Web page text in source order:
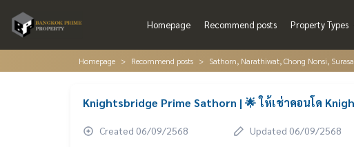
Homepage Recommend posts Property Types
Homepage Recommend posts Sathorn, Narathiwat, Chong Nonsi,
Knightsbridge Prime Sathorn | 🌟 ให้เช่าคอนโด
Created 06/09/2568 Updated 06/09/2568